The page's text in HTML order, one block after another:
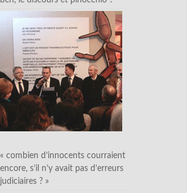
« combien d’innocents courraient
encore, s’il n’y avait pas d’erreurs
judiciaires ? »